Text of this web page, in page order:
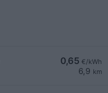
0,65 €/kWh
6,9 km